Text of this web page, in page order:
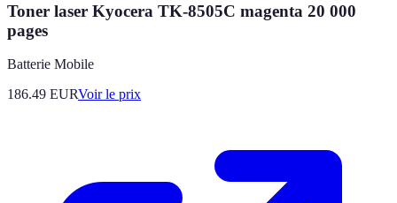
Toner laser Kyocera TK-8505C magenta 20 000
pages
Batterie Mobile
186.49 EURVoir le prix